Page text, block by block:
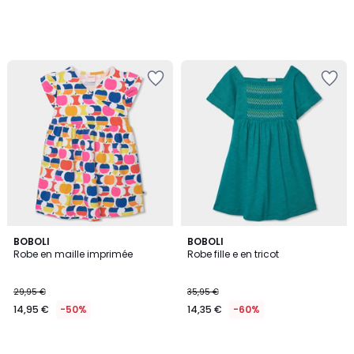
BOBOLI
Robe en maille imprimée
29,95 €
14,95 € -50%
BOBOLI
Robe fille e en tricot
35,95 €
14,35 € -60%